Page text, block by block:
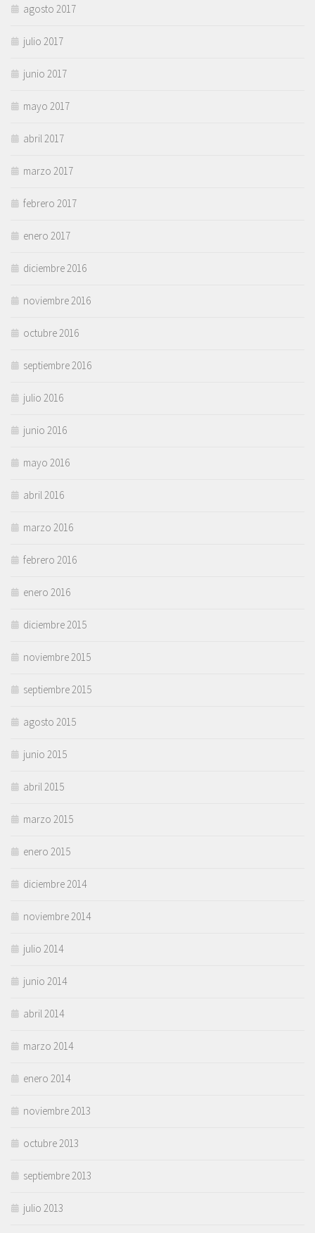
agosto 2017
julio 2017
junio 2017
mayo 2017
abril 2017
marzo 2017
febrero 2017
enero 2017
diciembre 2016
noviembre 2016
octubre 2016
septiembre 2016
julio 2016
junio 2016
mayo 2016
abril 2016
marzo 2016
febrero 2016
enero 2016
diciembre 2015
noviembre 2015
septiembre 2015
agosto 2015
junio 2015
abril 2015
marzo 2015
enero 2015
diciembre 2014
noviembre 2014
julio 2014
junio 2014
abril 2014
marzo 2014
enero 2014
noviembre 2013
octubre 2013
septiembre 2013
julio 2013